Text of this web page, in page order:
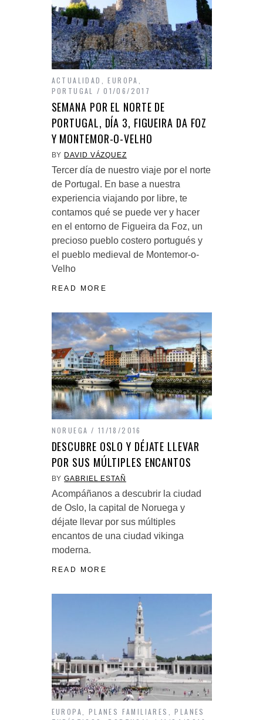
ACTUALIDAD ,EUROPA
PORTUGAL
01/06/2017
SEMANA POR EL NORTE DE
PORTUGAL, DÍA 3, FIGUEIRA DA FOZ
Y MONTEMOR-O-VELHO
BY DAVID VÁZQUEZ
Tercer día de nuestro viaje por el norte
de Portugal. En base a nuestra
experiencia viajando por libre, te
contamos qué se puede ver y hacer
en el entorno de Figueira da Foz, un
precioso pueblo costero portugués y
el pueblo medieval de Montemor-o-
Velho
READ MORE
NORUEGA 11/18/2016
DESCUBRE OSLO Y DÉJATE LLEVAR
POR SUS MÚLTIPLES ENCANTOS
BYGABRIEL ESTAÑ
Acompáñanos a descubrir la ciudad
de Oslo, la capital de Noruega y
déjate llevar por sus múltiples
encantos de una ciudad vikinga
moderna.
READ MORE
EUROPA PLANES FAMILIARES ,PLANES